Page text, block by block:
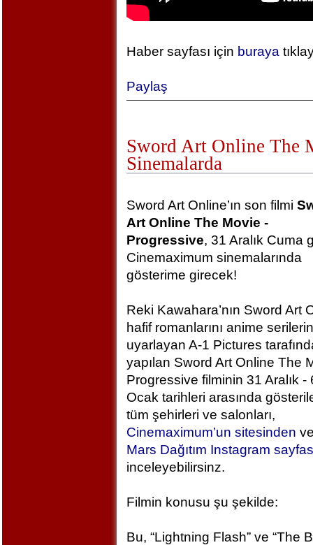
Haber sayfası için buraya
Paylaş
Sword Art Online The
Sinemalarda
Sword Art Online’ın son filmi
Art Online The Movie -
Progressive, 31 Aralık Cuma
Cinemaximum sinemalarında
gösterime girecek!
Reki Kawahara’nın Sword Art
hafif romanlarını anime
uyarlayan A-1 Pictures
yapılan Sword Art Online The
Progressive filminin 31 Aralık -
Ocak tarihleri arasında
tüm şehirleri ve salonları,
Cinemaximum’un sitesinden
Mars Dağıtım Instagram
inceleyebilirsinz.
Filmin konusu şu şekilde:
Bu, “Lightning Flash” ve “The